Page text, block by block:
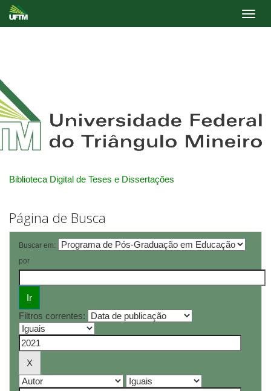
Biblioteca Digital de Teses e Dissertações
Página de Busca
Buscar em:
por
Filtros correntes: